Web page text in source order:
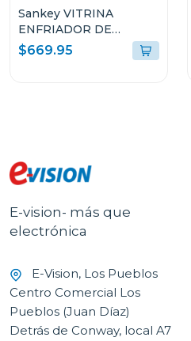
Sankey VITRINA
ENFRIADOR DE
20CUFT RFD20N
$669.95
E-vision- más que
electrónica
E-Vision, Los Pueblos
Centro Comercial Los
Pueblos (Juan Díaz)
Detrás de Conway, local A7